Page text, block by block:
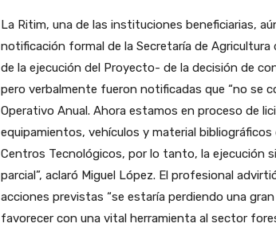
La Ritim, una de las instituciones beneficiarias,
notificación formal de la Secretaría de Agricultura
de la ejecución del Proyecto- de la decisión de
pero verbalmente fueron notificadas que “no se
Operativo Anual. Ahora estamos en proceso de
equipamientos, vehículos y material
Centros Tecnológicos, por lo tanto, la ejecución
parcial”, aclaró Miguel López. El profesional
acciones previstas “se estaría perdiendo una
favorecer con una vital herramienta al sector